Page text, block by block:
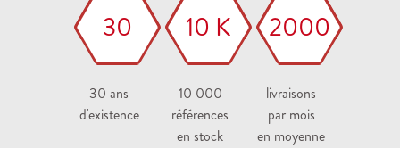
30
30 ans
d'existence
10 K
10 000
références
en stock
2000
livraisons
par mois
en moyenne